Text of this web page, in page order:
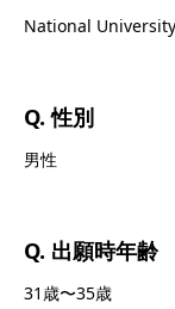
National
Q. 性別
男性
Q. 出願時年齢
31歳〜35歳